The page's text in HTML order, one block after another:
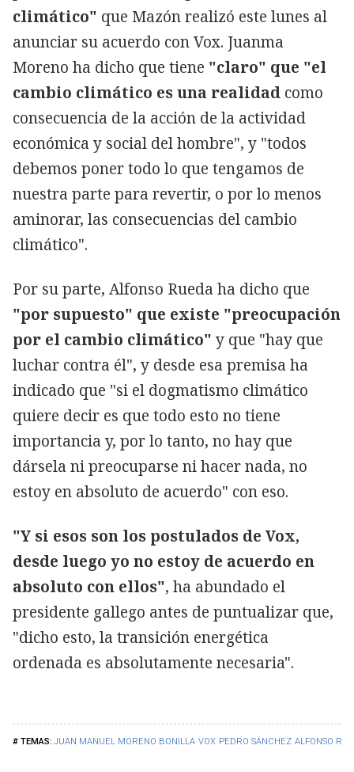
JUAN MANUEL MORENO BONILLA VOX PEDRO SÁNCHEZ ALFONSO
climático" que Mazón realizó este lunes al
anunciar su acuerdo con Vox. Juanma
Moreno ha dicho que tiene "claro" que "el
cambio climático es una realidad como
consecuencia de la acción de la actividad
económica y social del hombre", y "todos
debemos poner todo lo que tengamos de
nuestra parte para revertir, o por lo menos
aminorar, las consecuencias del cambio
climático".
Por su parte, Alfonso Rueda ha dicho que
"por supuesto" que existe "preocupación
por el cambio climático" y que "hay que
luchar contra él", y desde esa premisa ha
indicado que "si el dogmatismo climático
quiere decir es que todo esto no tiene
importancia y, por lo tanto, no hay que
dársela ni preocuparse ni hacer nada, no
estoy en absoluto de acuerdo" con eso.
"Y si esos son los postulados de Vox,
desde luego yo no estoy de acuerdo en
absoluto con ellos", ha abundado el
presidente gallego antes de puntualizar que,
"dicho esto, la transición energética
ordenada es absolutamente necesaria".